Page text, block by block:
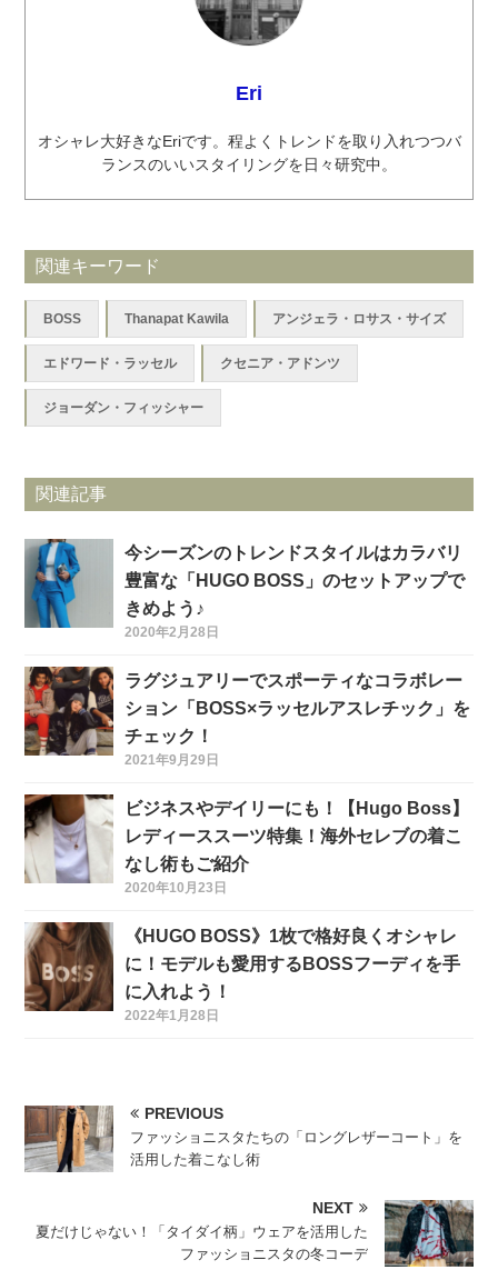
Eri
オシャレ大好きなEriです。程よくトレンドを取り入れつつバ
ランスのいいスタイリングを日々研究中。
関連キーワード
BOSS Thanapat Kawila アンジェラ・ロサス・サイズ
エドワード・ラッセル クセニア・アドンツ
ジョーダン・フィッシャー
関連記事
今シーズンのトレンドスタイルはカラバリ
豊富な「HUGO BOSS」のセットアップで
きめよう♪
2020年2月28日
ラグジュアリーでスポーティなコラボレー
ション「BOSS×ラッセルアスレチック」を
チェック！
2021年9月29日
ビジネスやデイリーにも！【Hugo Boss】
レディーススーツ特集！海外セレブの着こ
なし術もご紹介
2020年10月23日
《HUGO BOSS》1枚で格好良くオシャレ
に！モデルも愛用するBOSSフーディを手
に入れよう！
2022年1月28日
PREVIOUS
ファッショニスタたちの「ロングレザーコート」を
活用した着こなし術
NEXT
夏だけじゃない！「タイダイ柄」ウェアを活用した
ファッショニスタの冬コーデ